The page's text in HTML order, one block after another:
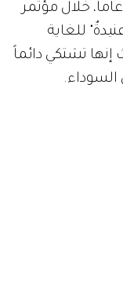
وقالت النجمة الأميركية صاحبة الـ41 عاماً، خلال مؤتمر
للغاية
إنها تشتكي دائماً
السوداء.